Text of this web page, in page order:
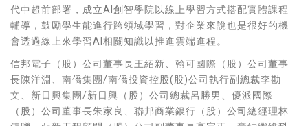
代中超前部署，成立AI創智學院以線上學習方式搭配實體課程
輔導，鼓勵學生能進行跨領域學習，對企業來說也是很好的機
會透過線上來學習AI相關知識以推進雲端進程。
信邦電子（股）公司董事長王紹新、翰可國際（股）公司董事
長陳洋淵、南僑集團/南僑投資控股(股)公司執行副總裁李勘
文、新日興集團/新日興（股）公司總裁呂勝男、優派國際
（股）公司董事長朱家良、聯邦商業銀行（股）公司總經理林